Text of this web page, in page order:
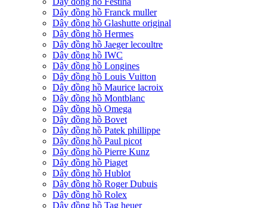
Dây đồng hồ Franck muller
Dây đồng hồ Glashutte original
Dây đồng hồ Hermes
Dây đồng hồ Jaeger lecoultre
Dây đồng hồ IWC
Dây đồng hồ Longines
Dây đồng hồ Louis Vuitton
Dây đồng hồ Maurice lacroix
Dây đồng hồ Montblanc
Dây đồng hồ Omega
Dây đồng hồ Bovet
Dây đồng hồ Patek phillippe
Dây đồng hồ Paul picot
Dây đồng hồ Pierre Kunz
Dây đồng hồ Piaget
Dây đồng hồ Hublot
Dây đồng hồ Roger Dubuis
Dây đồng hồ Rolex
Dây đồng hồ Tag heuer